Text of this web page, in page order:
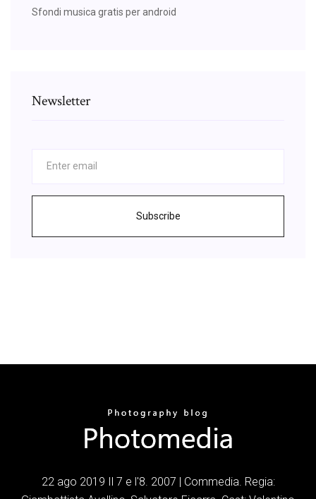
Sfondi musica gratis per android
Newsletter
Subscribe
22 ago 2019 Il 7 e l'8. 2007 | Commedia. Regia: